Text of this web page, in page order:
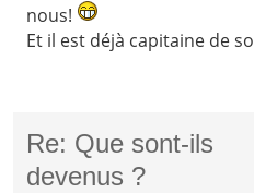
nous!
Et il est déjà capitaine de
Re: Que sont-ils
devenus ?